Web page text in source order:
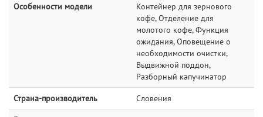
Особенности модели
Контейнер для зернового
кофе, Отделение для
молотого кофе, Функция
ожидания, Оповещение о
необходимости очистки,
Выдвижной поддон,
Разборный капучинатор
Страна-производитель Словения